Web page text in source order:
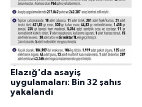
Elazığ'da asayiş
uygulamaları: Bin 32 şahıs
yakalandı